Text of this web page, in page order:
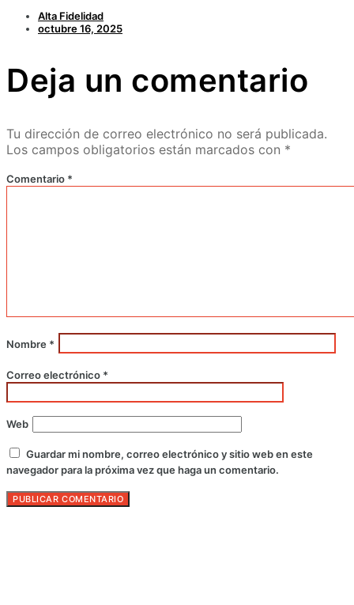
Alta Fidelidad
octubre 16, 2025
Deja un comentario
Tu dirección de correo electrónico no será publicada.
Los campos obligatorios están marcados con *
Comentario *
Nombre *
Correo electrónico *
Web
Guardar mi nombre, correo electrónico y sitio web en este
navegador para la próxima vez que haga un comentario.